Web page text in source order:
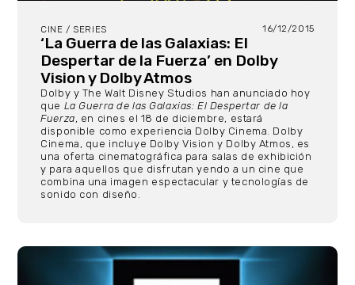
CINE / SERIES 16/12/2015
‘La Guerra de las Galaxias: El
Despertar de la Fuerza’ en Dolby
Vision y Dolby Atmos
Dolby y The Walt Disney Studios han anunciado hoy
que La Guerra de las Galaxias: El Despertar de la
Fuerza, en cines el 18 de diciembre, estará
disponible como experiencia Dolby Cinema. Dolby
Cinema, que incluye Dolby Vision y Dolby Atmos, es
una oferta cinematográfica para salas de exhibición
y para aquellos que disfrutan yendo a un cine que
combina una imagen espectacular y tecnologías de
sonido con diseño.